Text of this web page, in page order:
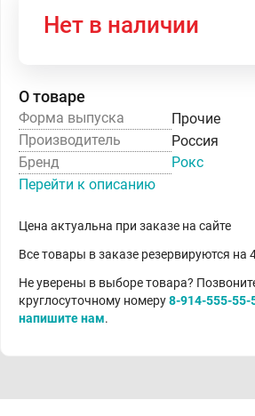
Нет в наличии
О товаре
Форма выпуска
Прочие
Производитель
Россия
Бренд
Рокс
Перейти к описанию
Цена актуальна при заказе на сайте
Все товары в заказе резервируются на
Не уверены в выборе товара?
круглосуточному номеру8-914-555-55-
напишите нам.